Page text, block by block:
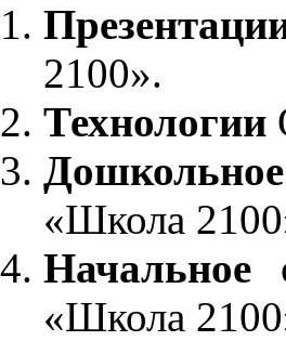
2100».
Технологии
Дошкольное
«Школа
Начальное
«Школа